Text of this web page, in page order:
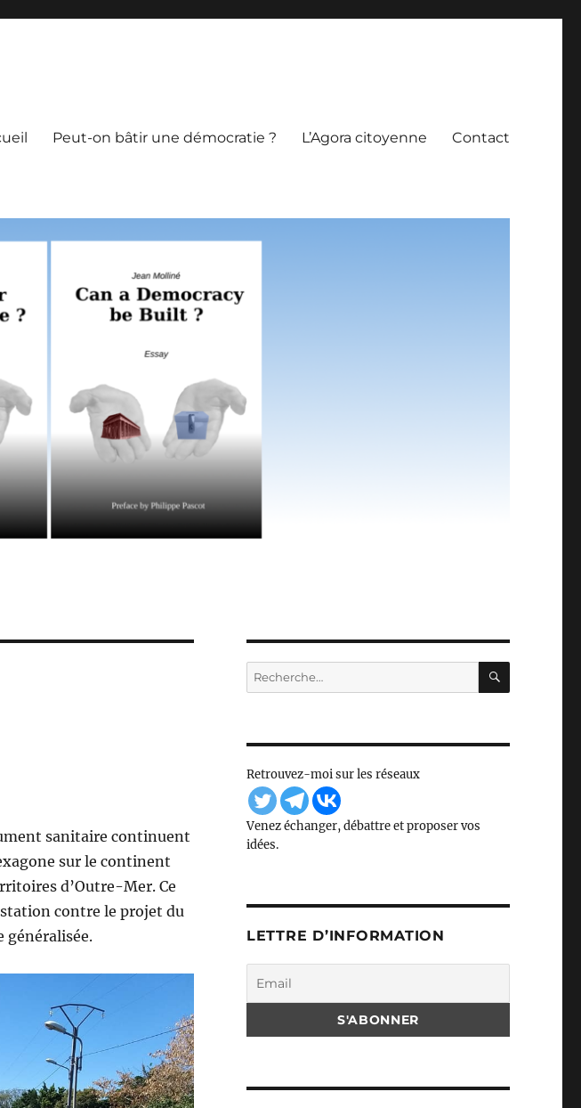
Peut-on bâtir une démocratie ? L’Agora citoyenne Contact
sanitaire continuent
sur le continent
d’Outre-Mer. Ce
contre le projet du
généralisée.
Recherche
pour :
Retrouvez-moi sur les réseaux
Venez échanger, débattre et proposer vos
idées.
LETTRE D’INFORMATION